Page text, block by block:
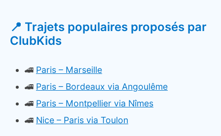
📍 Trajets populaires proposés par
ClubKids
🚄 Paris – Marseille
🚄 Paris – Bordeaux via Angoulême
🚄 Paris – Montpellier via Nîmes
🚄 Nice – Paris via Toulon